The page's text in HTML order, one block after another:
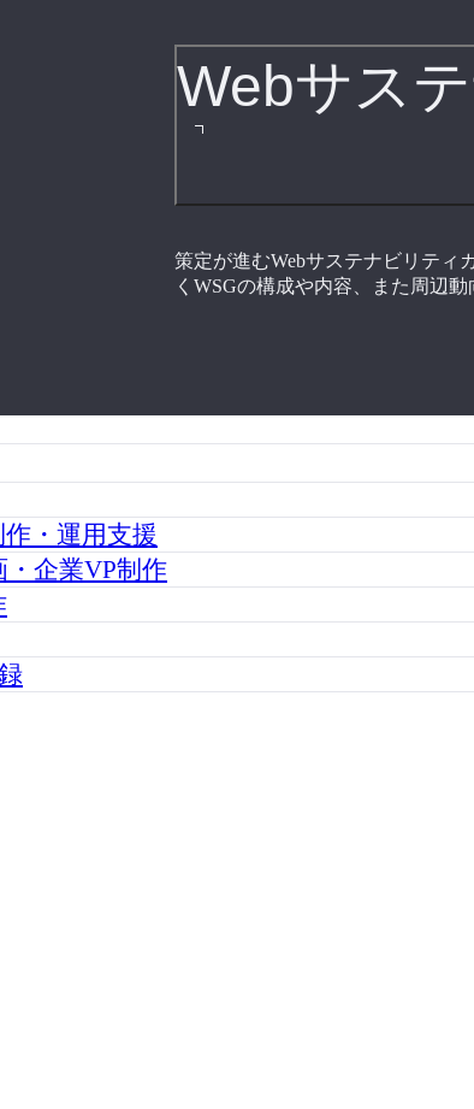
策定が進むWebサステナビリティ
くWSGの構成や内容、また周辺動
Webサス
作・運用支援
企業VP制作